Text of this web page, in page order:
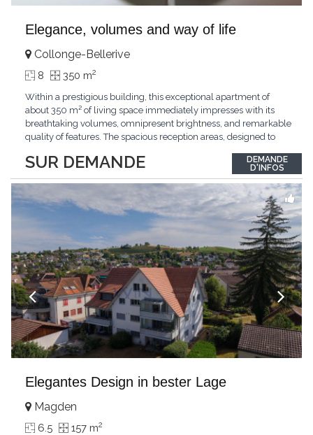
Elegance, volumes and way of life
SUR DEMANDE
Collonge-Bellerive
8 350 m2
Within a prestigious building, this exceptional apartment of
about 350 m² of living space immediately impresses with its
breathtaking volumes, omnipresent brightness, and remarkable
quality of features. The spacious reception areas, designed to
outdoor spaces bathed in greenery. The bedrooms also have
direct access to the outdoors, offering...
DEMANDE
D'INFOS
Elegantes Design in bester Lage
Magden
6.5 157 m2